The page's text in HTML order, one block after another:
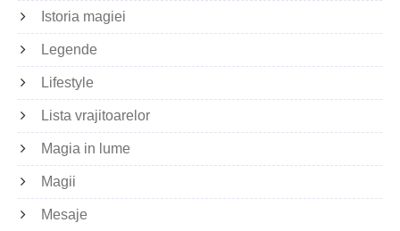
Istoria magiei
Legende
Lifestyle
Lista vrajitoarelor
Magia in lume
Magii
Mesaje